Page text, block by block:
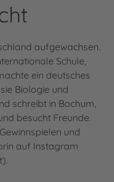
aufgewachsen.
Schule,
ein deutsches
Biologie und
schreibt in Bochum,
besucht Freunde.
und
auf Instagram